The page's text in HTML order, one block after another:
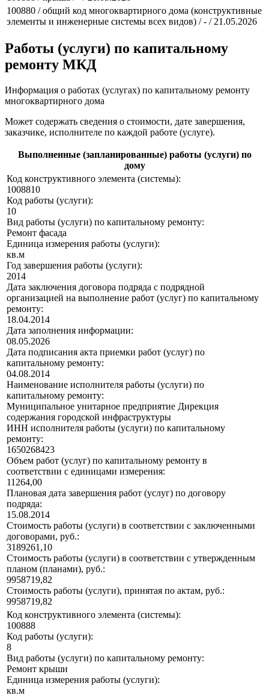
100880 / общий код многоквартирного дома (конструктивные
элементы и инженерные системы всех видов) / - / 21.05.2026
Работы (услуги) по капитальному
ремонту МКД
Информация о работах (услугах) по капитальному ремонту
многоквартирного дома
Может содержать сведения о стоимости, дате завершения,
заказчике, исполнителе по каждой работе (услуге).
Выполненные (запланированные) работы (услуги) по
дому
Код конструктивного элемента (системы):
1008810
Код работы (услуги):
10
Вид работы (услуги) по капитальному ремонту:
Ремонт фасада
Единица измерения работы (услуги):
кв.м
Год завершения работы (услуги):
2014
Дата заключения договора подряда с подрядной
организацией на выполнение работ (услуг) по капитальному
ремонту:
18.04.2014
Дата заполнения информации:
08.05.2026
Дата подписания акта приемки работ (услуг) по
капитальному ремонту:
04.08.2014
Наименование исполнителя работы (услуги) по
капитальному ремонту:
Муниципальное унитарное предприятие Дирекция
содержания городской инфраструктуры
ИНН исполнителя работы (услуги) по капитальному
ремонту:
1650268423
Объем работ (услуг) по капитальному ремонту в
соответствии с единицами измерения:
11264,00
Плановая дата завершения работ (услуг) по договору
подряда:
15.08.2014
Стоимость работы (услуги) в соответствии с заключенными
договорами, руб.:
3189261,10
Стоимость работы (услуги) в соответствии с утвержденным
планом (планами), руб.:
9958719,82
Стоимость работы (услуги), принятая по актам, руб.:
9958719,82
Код конструктивного элемента (системы):
100888
Код работы (услуги):
8
Вид работы (услуги) по капитальному ремонту:
Ремонт крыши
Единица измерения работы (услуги):
кв.м